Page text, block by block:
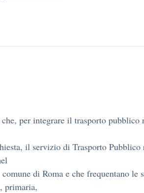
per integrare il trasporto pubblico
il servizio di Trasporto
di Roma e che frequentano le
primaria,